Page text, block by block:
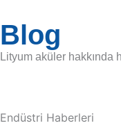
Blog
Lityum aküler
Endüstri Haberleri